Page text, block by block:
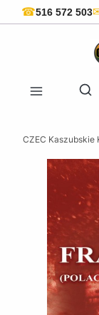
☎516 572 503
CZEC Kaszubskie